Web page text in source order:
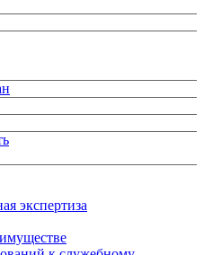
экспертиза